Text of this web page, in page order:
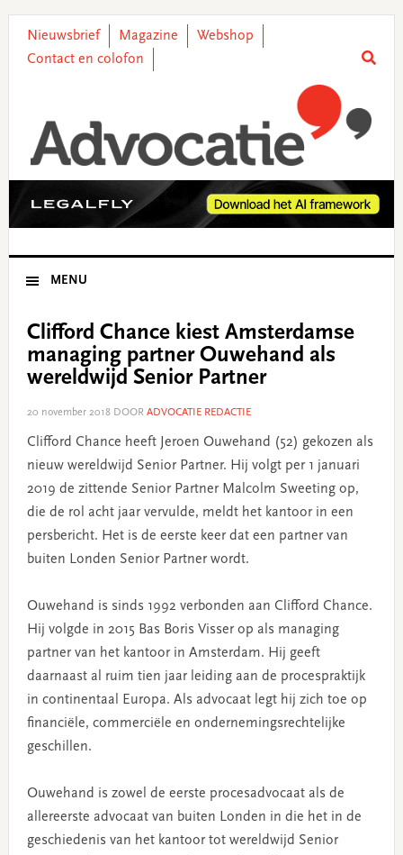
primary
main
primary
footer
Nieuwsbrief Magazine
Webshop
Contact en colofon
MENU
Clifford Chance kiest Amsterdamse
managing partner Ouwehand als
wereldwijd Senior Partner
20 november 2018DOOR ADVOCATIE REDACTIE
Clifford Chance heeft Jeroen Ouwehand (52) gekozen als
nieuw wereldwijd Senior Partner. Hij volgt per 1 januari
2019 de zittende Senior Partner Malcolm Sweeting op,
die de rol acht jaar vervulde, meldt het kantoor in een
persbericht. Het is de eerste keer dat een partner van
buiten Londen Senior Partner wordt.
Ouwehand is sinds 1992 verbonden aan Clifford Chance.
Hij volgde in 2015 Bas Boris Visser op als managing
partner van het kantoor in Amsterdam. Hij geeft
daarnaast al ruim tien jaar leiding aan de procespraktijk
in continentaal Europa. Als advocaat legt hij zich toe op
financiële, commerciële en ondernemingsrechtelijke
geschillen.
Ouwehand is zowel de eerste procesadvocaat als de
allereerste advocaat van buiten Londen in die het in de
geschiedenis van het kantoor tot wereldwijd Senior